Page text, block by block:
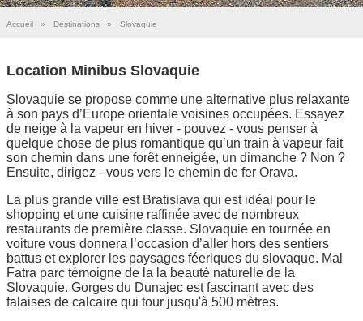
Accueil » Destinations » Slovaquie
Location Minibus Slovaquie
Slovaquie se propose comme une alternative plus relaxante
à son pays d’Europe orientale voisines occupées. Essayez
de neige à la vapeur en hiver - pouvez - vous penser à
quelque chose de plus romantique qu’un train à vapeur fait
son chemin dans une forêt enneigée, un dimanche ? Non ?
Ensuite, dirigez - vous vers le chemin de fer Orava.
La plus grande ville est Bratislava qui est idéal pour le
shopping et une cuisine raffinée avec de nombreux
restaurants de première classe. Slovaquie en tournée en
voiture vous donnera l’occasion d’aller hors des sentiers
battus et explorer les paysages féeriques du slovaque. Mal
Fatra parc témoigne de la la beauté naturelle de la
Slovaquie. Gorges du Dunajec est fascinant avec des
falaises de calcaire qui tour jusqu'à 500 mètres.